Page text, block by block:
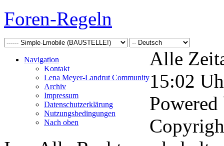
Foren-Regeln
Navigation
Kontakt
Lena Meyer-Landrut Community
Archiv
Impressum
Datenschutzerklärung
Nutzungsbedingungen
Nach oben
Alle
15:02